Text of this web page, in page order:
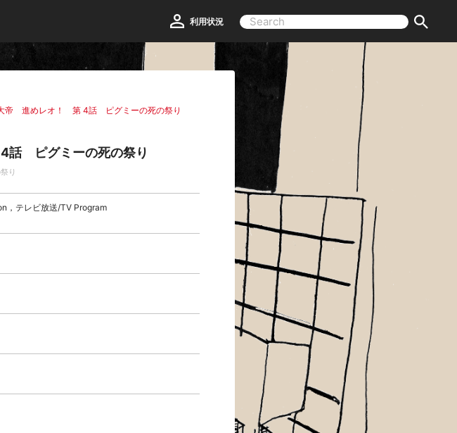
利用状況
帝 進めレオ！ 第 4話 ピグミーの死の祭り
話 ピグミーの死の祭り
り
，テレビ放送/TV Program